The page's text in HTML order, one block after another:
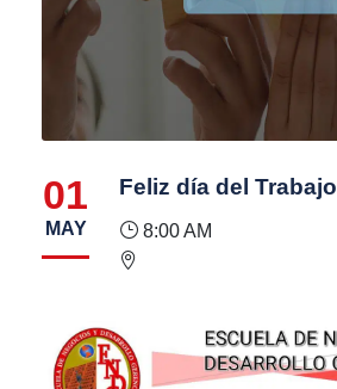
01
MAY
Feliz día del Trabajo
8:00 AM